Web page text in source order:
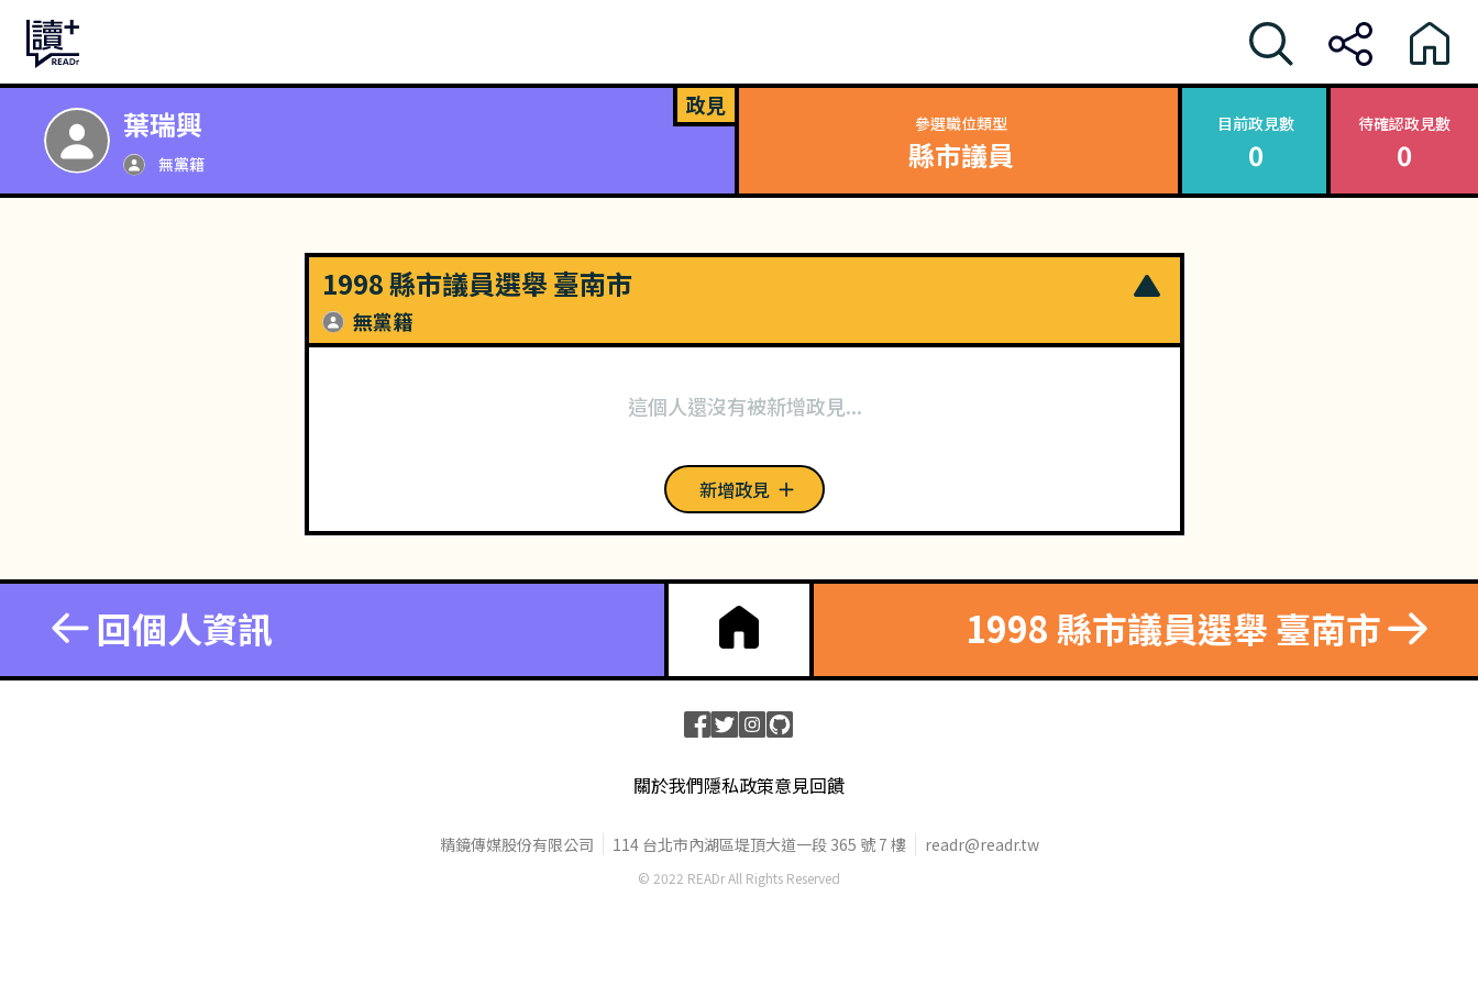
葉瑞興
無黨籍
政見
參選職位類型
縣市議員
目前政見數
0
待確認政見數
0
1998 縣市議員選舉 臺南市
無黨籍
這個人還沒有被新增政見...
新增政見
回個人資訊 1998 縣市議員選舉 臺南市
關於我們隱私政策意見回饋
精鏡傳媒股份有限公司 114 台北市內湖區堤頂大道一段 365 號 7 樓 readr@readr.tw
© 2022 READr All Rights Reserved